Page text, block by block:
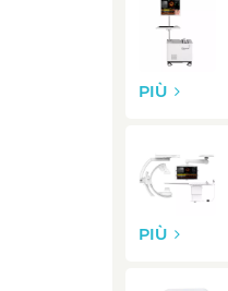
PIÙ
PIÙ